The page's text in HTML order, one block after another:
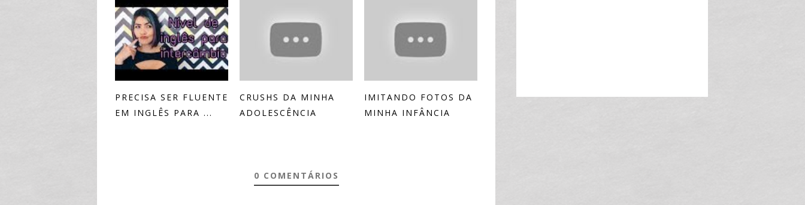
PRECISA SER FLUENTE
EM INGLÊS PARA ...
CRUSHS DA MINHA
ADOLESCÊNCIA
IMITANDO FOTOS DA
MINHA INFÂNCIA
0 COMENTÁRIOS